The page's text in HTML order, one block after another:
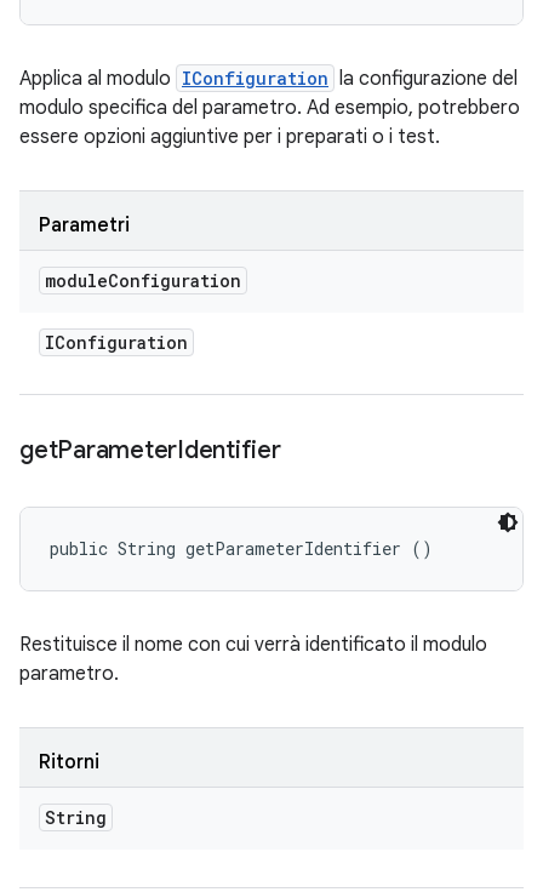
Applica al modulo IConfiguration la configurazione del
modulo specifica del parametro. Ad esempio, potrebbero
essere opzioni aggiuntive per i preparati o i test.
Parametri
moduleConfiguration
IConfiguration
getParameterIdentifier
public String getParameterIdentifier ()
Restituisce il nome con cui verrà identificato il modulo
parametro.
Ritorni
String